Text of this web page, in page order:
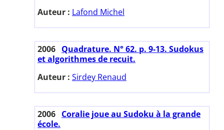
Auteur : Lafond Michel
2006 Quadrature. N° 62. p. 9-13. Sudokus
et algorithmes de recuit.
Auteur : Sirdey Renaud
2006 Coralie joue au Sudoku à la grande
école.